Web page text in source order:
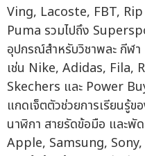
Ving, Lacoste, FBT,
Puma รวมไปถึง
อุปกรณ์สำหรับวิชาพละ กีฬ
เช่น Nike, Adidas, Fila,
Skechers และ Power
แกดเจ็ตตัวช่วยการเรียนรู้ข
นาฬิกา สายรัดข้อมือ และ
Apple, Samsung,